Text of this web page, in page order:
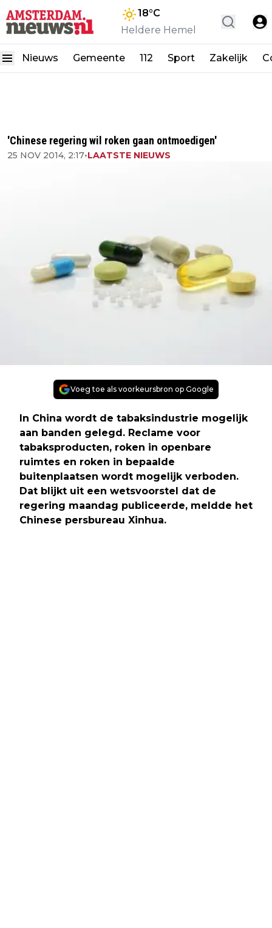
18°C
Heldere Hemel
Nieuws Gemeente 112 Sport Zakelijk
'Chinese regering wil roken gaan ontmoedigen'
25 NOV 2014, 2:17•LAATSTE NIEUWS
Voeg toe als voorkeursbron op Google
In China wordt de tabaksindustrie mogelijk
aan banden gelegd. Reclame voor
tabaksproducten, roken in openbare
ruimtes en roken in bepaalde
buitenplaatsen wordt mogelijk verboden.
Dat blijkt uit een wetsvoorstel dat de
regering maandag publiceerde, meldde het
Chinese persbureau Xinhua.